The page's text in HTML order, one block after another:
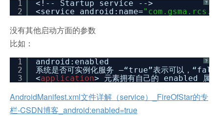
?
1
2
<!-- Startup service -->
<service android:name=
没有其他启动方面的参数
比如：
?
1
2
3
android:enabled
系统是否可实例化服务 —“true”表示可以，
<application> 元素拥有自己的 enabled 属性
AndroidManifest.xml文件详解（service）_FireOfStar的专
栏-CSDN博客_android:enabled=true